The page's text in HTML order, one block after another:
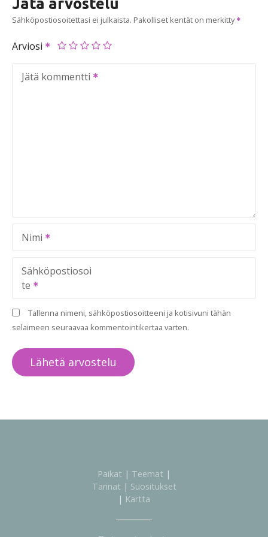
Sähköpostiosoitettasi ei julkaista. Pakolliset kentät on merkitty
Arviosi
Jätä kommentti
Nimi
Sähköpostiosoi
te
Tallenna nimeni, sähköpostiosoitteeni ja kotisivuni tähän
selaimeen seuraavaa kommentointikertaa varten.
Paikat | Teemat |
Tarinat | Suositukset
| Kartta